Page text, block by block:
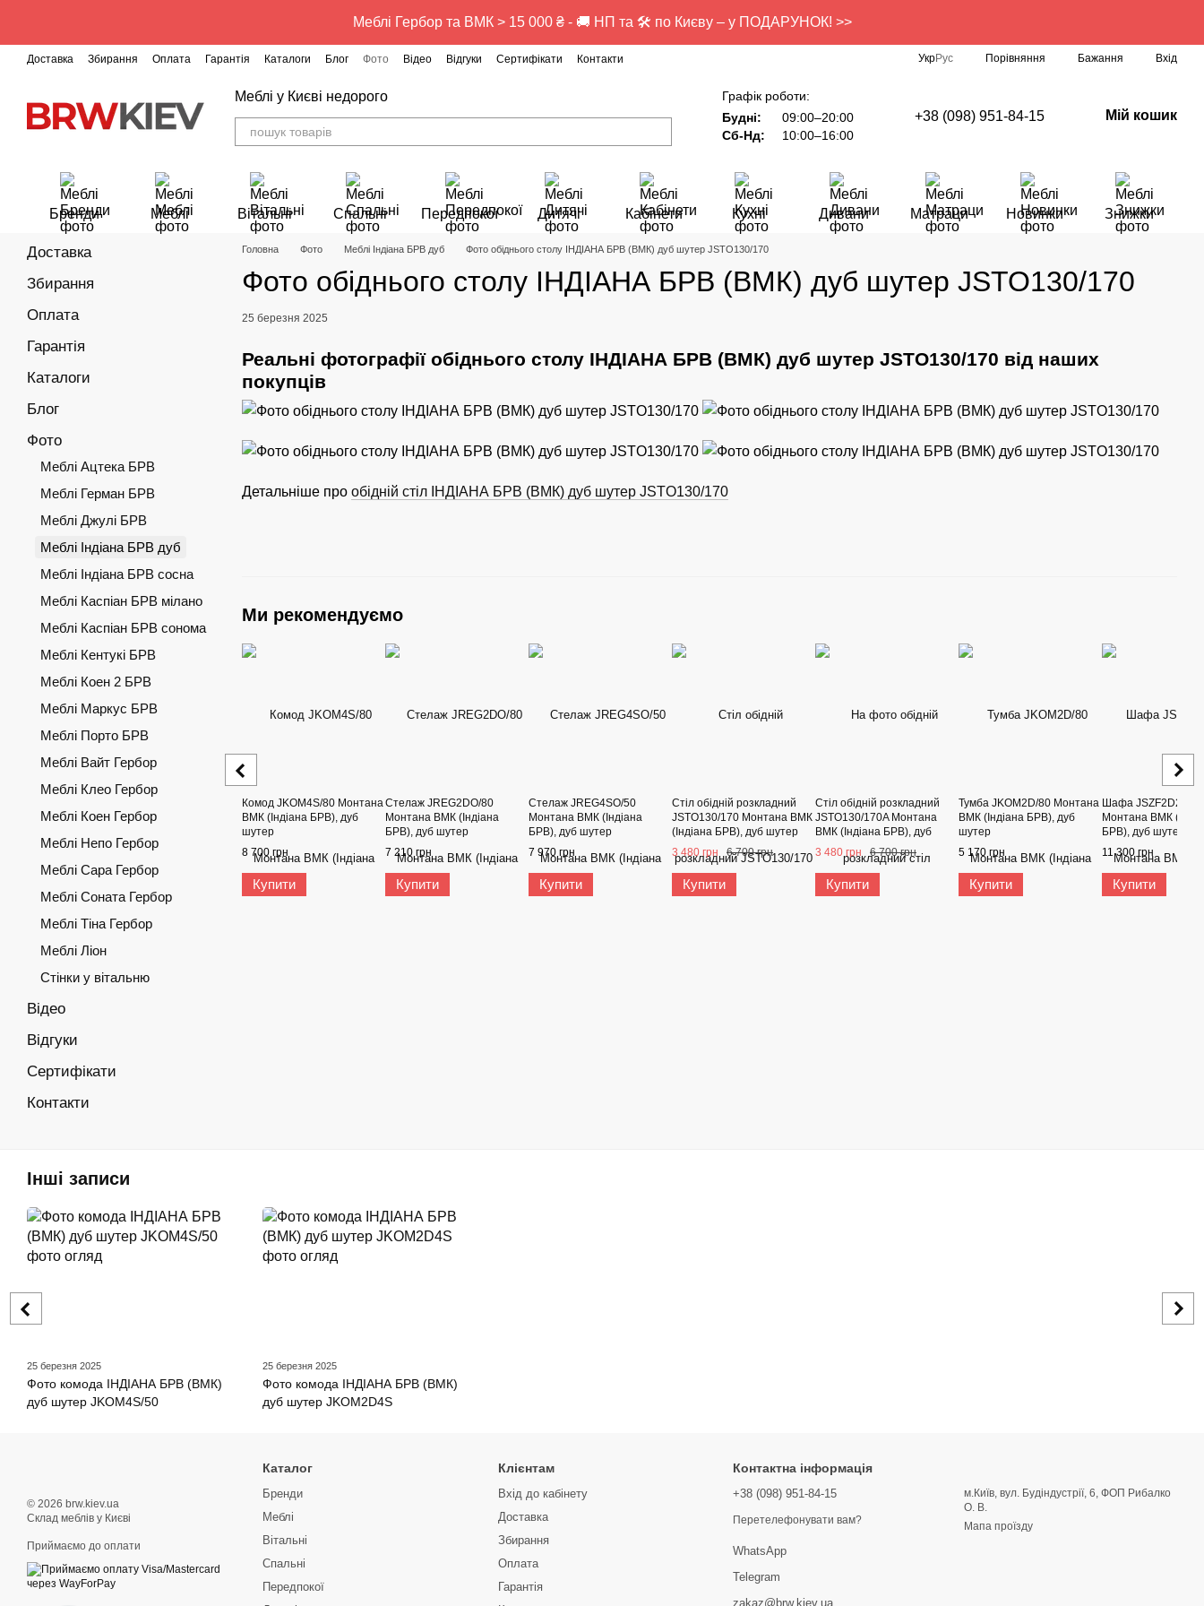
Меблі Гербор та ВМК > 15 000 ₴ - 🚚 НП та 🛠️ по Києву – у ПОДАРУНОК! >>
Доставка Збирання Оплата Гарантія Каталоги Блог Фото Відео Відгуки Сертифікати Контакти УкрРус Порівняння Бажання Вхід
Меблі у Києві недорого
Графік роботи:
Будні:
09:00–20:00
Сб-Нд:
10:00–16:00
+38 (098) 951-84-15 Мій кошик
Бренди Меблі Вітальні Спальні Передпокої Дитячі Кабінети Кухні Дивани Матраци Новинки Знижки
Головна Фото Меблі Індіана БРВ дуб Фото обіднього столу ІНДІАНА БРВ (ВМК) дуб шутер JSTO130/170
Фото обіднього столу ІНДІАНА БРВ (ВМК) дуб шутер JSTO130/170
25 березня 2025
Реальні фотографії обіднього столу ІНДІАНА БРВ (ВМК) дуб шутер JSTO130/170 від наших
покупців
Детальніше про обідній стіл ІНДІАНА БРВ (ВМК) дуб шутер JSTO130/170
Ми рекомендуємо
Комод JKOM4S/80 Монтана
ВМК (Індіана БРВ), дуб
шутер
8 700 грн
Купити
Стелаж JREG2DO/80
Монтана ВМК (Індіана
БРВ), дуб шутер
7 210 грн
Купити
Стелаж JREG4SO/50
Монтана ВМК (Індіана
БРВ), дуб шутер
7 970 грн
Купити
Стіл обідній розкладний
JSTO130/170 Монтана ВМК
(Індіана БРВ), дуб шутер
3 480 грн
6 700 грн
Купити
Стіл обідній розкладний
JSTO130/170A Монтана
ВМК (Індіана БРВ), дуб
шутер
3 480 грн 6 700 грн
Купити
Тумба JKOM2D/80 Монтана
ВМК (Індіана БРВ), дуб
шутер
5 170 грн
Купити
Шафа JSZF2D2S/80
Монтана ВМК
БРВ), дуб шутер
11 300 грн
Купити
Доставка
Збирання
Оплата
Гарантія
Каталоги
Блог
Фото
Меблі Ацтека БРВ
Меблі Герман БРВ
Меблі Джулі БРВ
Меблі Індіана БРВ дуб
Меблі Індіана БРВ сосна
Меблі Каспіан БРВ мілано
Меблі Каспіан БРВ сонома
Меблі Кентукі БРВ
Меблі Коен 2 БРВ
Меблі Маркус БРВ
Меблі Порто БРВ
Меблі Вайт Гербор
Меблі Клео Гербор
Меблі Коен Гербор
Меблі Непо Гербор
Меблі Сара Гербор
Меблі Соната Гербор
Меблі Тіна Гербор
Меблі Ліон
Стінки у вітальню
Відео
Відгуки
Сертифікати
Контакти
Інші записи
25 березня 2025
Фото комода ІНДІАНА БРВ (ВМК)
дуб шутер JKOM4S/50
25 березня 2025
Фото комода ІНДІАНА БРВ (ВМК)
дуб шутер JKOM2D4S
© 2026 brw.kiev.ua
Склад меблів у Києві
Приймаємо до оплати
Каталог
Бренди
Меблі
Вітальні
Спальні
Передпокої
Клієнтам
Вхід до кабінету
Доставка
Збирання
Оплата
Гарантія
Контактна інформація
+38 (098) 951-84-15
Перетелефонувати вам?
WhatsApp
Telegram
zakaz@brw.kiev.ua
м.Київ, вул. Будіндустрії, 6, ФОП Рибалко
О. В.
Мапа проїзду